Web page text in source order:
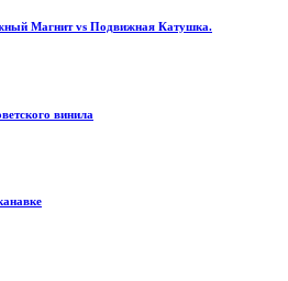
Магнит vs Подвижная Катушка.
винила